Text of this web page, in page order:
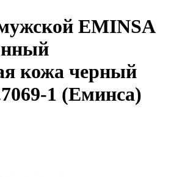
EMINSA
кожа черный
1 (Еминса)